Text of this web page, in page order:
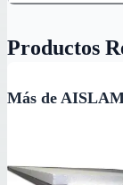
Productos
Más de